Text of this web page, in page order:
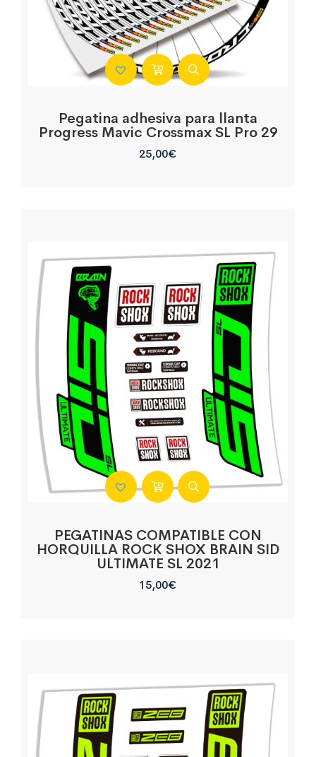
Pegatina adhesiva para llanta
Progress Mavic Crossmax SL Pro 29
25,00€
PEGATINAS COMPATIBLE CON
HORQUILLA ROCK SHOX BRAIN SID
ULTIMATE SL 2021
15,00€